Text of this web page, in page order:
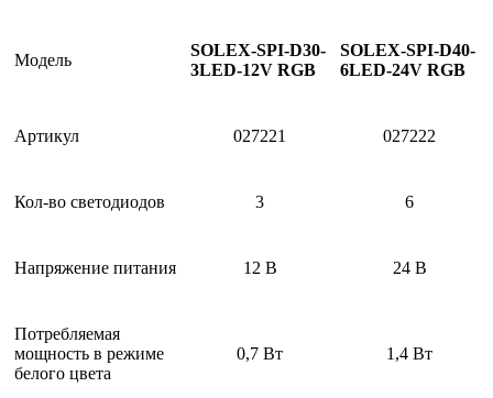
Модель
SOLEX-SPI-D30-
3LED-12V RGB
SOLEX-SPI-D40-
6LED-24V RGB
Артикул 027221 027222
Кол-во светодиодов 3 6
Напряжение питания 12 В 24 В
Потребляемая
мощность в режиме
белого цвета
0,7 Вт 1,4 Вт